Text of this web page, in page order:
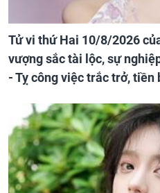
Tử vi thứ Hai 10/8/2026
vượng sắc tài lộc, sự
- Tỵ công việc trắc trở,